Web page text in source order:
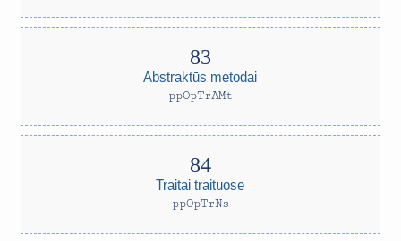
Abstraktūs metodai
ppOpTrAMt
Traitai traituose
ppOpTrNs